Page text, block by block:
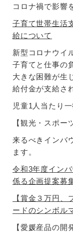
コロナ禍で影響
子育て世帯生活
給について
新型コロナウイ
子育てと仕事の
大きな困難が生
給付金が支給さ
児童1人当たり
【観光・スポー
来るべきインバ
ます。
令和3年度イン
係る企画提案募
【賞金３万円、
ードのシンボル
【愛媛産品の開